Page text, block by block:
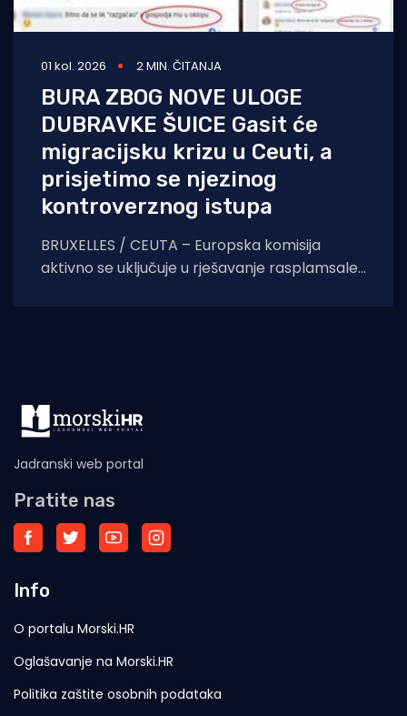
01 kol. 2026 2 MIN. ČITANJA
BURA ZBOG NOVE ULOGE
DUBRAVKE ŠUICE Gasit će
migracijsku krizu u Ceuti, a
prisjetimo se njezinog
kontroverznog istupa
BRUXELLES / CEUTA – Europska komisija
aktivno se uključuje u rješavanje rasplamsale
Jadranski web portal
Pratite nas
Info
O portalu Morski.HR
Oglašavanje na Morski.HR
Politika zaštite osobnih podataka